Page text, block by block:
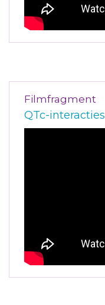
Filmfragment
QTc-interacties